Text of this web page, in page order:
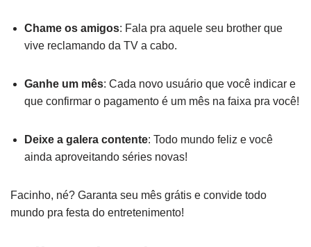
Chame os amigos: Fala pra aquele seu brother que
vive reclamando da TV a cabo.
Ganhe um mês: Cada novo usuário que você indicar e
que confirmar o pagamento é um mês na faixa pra você!
Deixe a galera contente: Todo mundo feliz e você
ainda aproveitando séries novas!
Facinho, né? Garanta seu mês grátis e convide todo
mundo pra festa do entretenimento!